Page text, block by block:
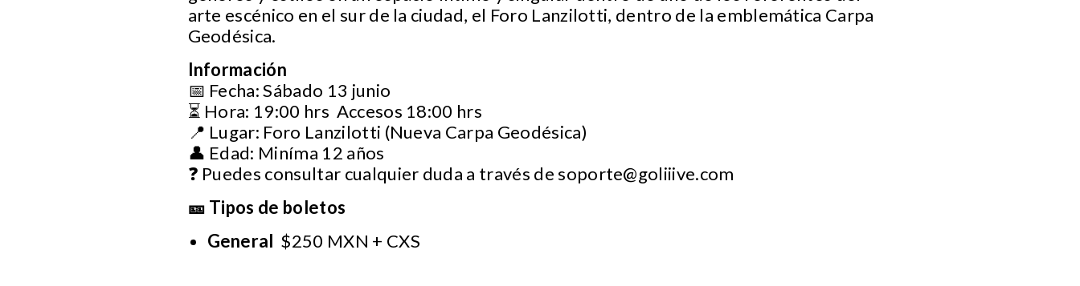
arte escénico en el sur de la ciudad, el Foro Lanzilotti, dentro de la emblemática Carpa
Geodésica.
Información
📅 Fecha: Sábado 13 junio
⏳ Hora: 19:00 hrs Accesos 18:00 hrs
📍 Lugar: Foro Lanzilotti (Nueva Carpa Geodésica)
👤 Edad: Miníma 12 años
❓ Puedes consultar cualquier duda a través desoporte@goliiive.com
🎫 Tipos de boletos
General $250 MXN + CXS